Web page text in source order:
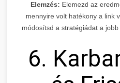
Elemzés: Elemezd az
mennyire volt hatékony a link
módosítsd a stratégiádat a
6.